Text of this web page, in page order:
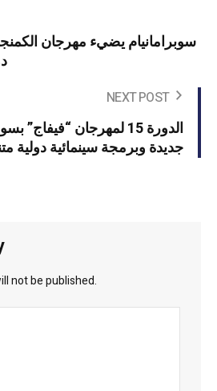
سوبرامانيام يضيء مهرجان
NEXT POST
الدورة 15 لمهرجان
جديدة وبرمجة سينمائية دولية
not be published.